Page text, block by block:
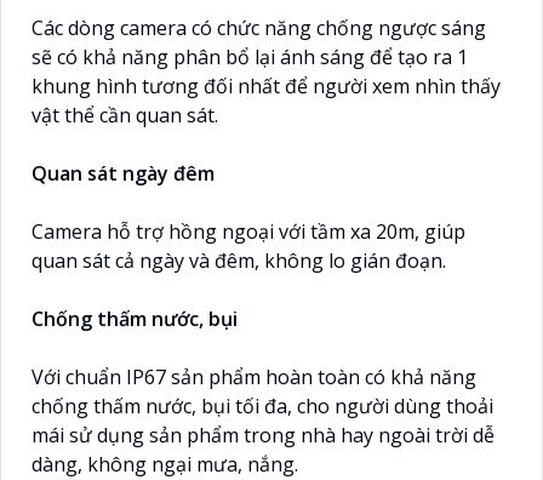
Các dòng camera có chức năng chống ngược sáng
sẽ có khả năng phân bổ lại ánh sáng để tạo ra 1
khung hình tương đối nhất để người xem nhìn thấy
vật thể cần quan sát.
Quan sát ngày đêm
Camera hỗ trợ hồng ngoại với tầm xa 20m, giúp
quan sát cả ngày và đêm, không lo gián đoạn.
Chống thấm nước, bụi
Với chuẩn IP67 sản phẩm hoàn toàn có khả năng
chống thấm nước, bụi tối đa, cho người dùng thoải
mái sử dụng sản phẩm trong nhà hay ngoài trời dễ
dàng, không ngại mưa, nắng.